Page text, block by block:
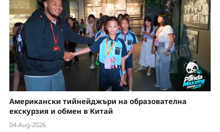
Американски тийнейджъри на образователна
екскурзия и обмен в Китай
04-Aug-2026